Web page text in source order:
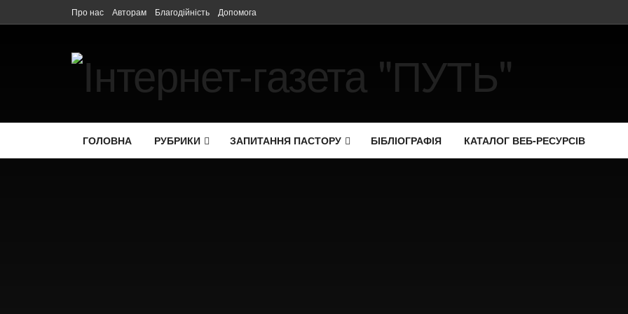
Про нас Авторам Благодійність Допомога
ГОЛОВНА РУБРИКИ ЗАПИТАННЯ ПАСТОРУ БІБЛІОГРАФІЯ КАТАЛОГ ВЕБ-РЕСУРСІВ